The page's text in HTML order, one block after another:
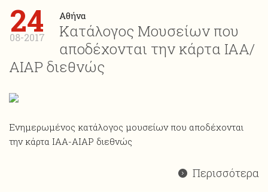
24
08-2017
Αθήνα
Κατάλογος Μουσείων που
αποδέχονται την κάρτα ΙΑΑ/
ΑΙΑP διεθνώς
Ενημερωμένος κατάλογος μουσείων που αποδέχονται
την κάρτα ΙΑΑ-AIAP διεθνώς
Περισσότερα